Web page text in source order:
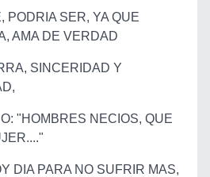
PODRIA SER, YA QUE
AMA DE VERDAD
SINCERIDAD Y
"HOMBRES NECIOS, QUE
DIA PARA NO SUFRIR MAS,